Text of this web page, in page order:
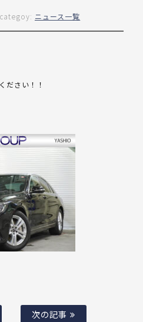
categoy: ニュース一覧
ださい！！
次の記事